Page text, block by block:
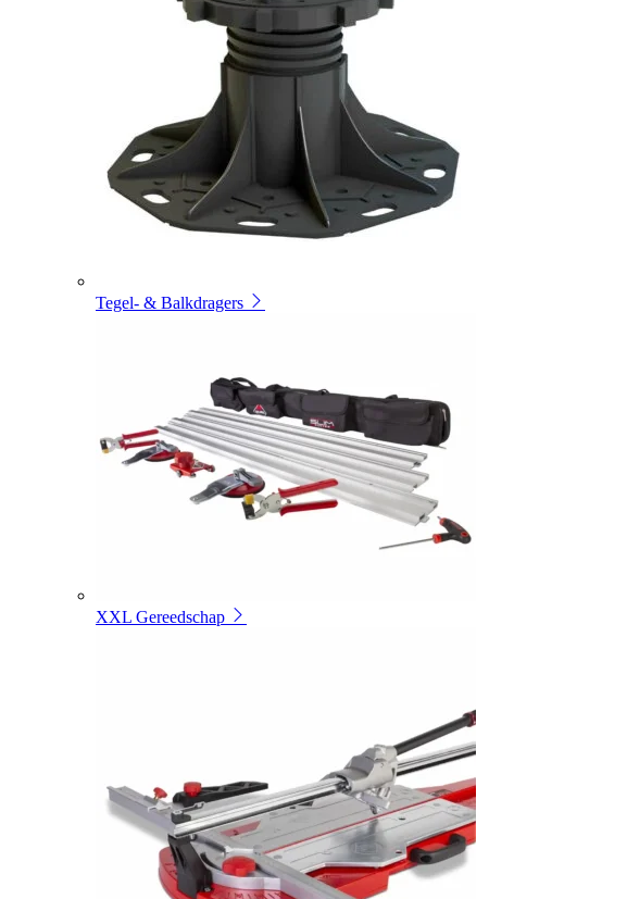
Tegel- & Balkdragers
XXL Gereedschap